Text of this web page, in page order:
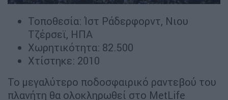
Τοποθεσία: Ίστ Ράδερφορντ, Νιου
Τζέρσεϊ, ΗΠΑ
Χωρητικότητα: 82.500
Χτίστηκε: 2010
Το μεγαλύτερο ποδοσφαιρικό ραντεβού του
πλανήτη θα ολοκληρωθεί στο MetLife